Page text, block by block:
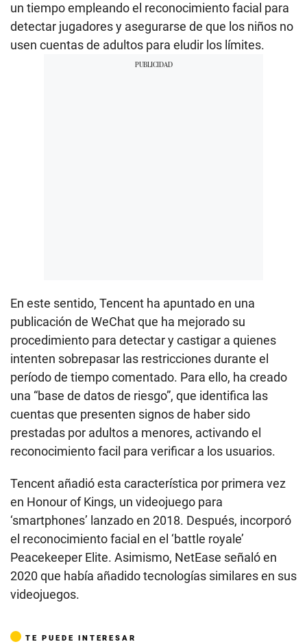
un tiempo empleando el reconocimiento facial para
detectar jugadores y asegurarse de que los niños no
usen cuentas de adultos para eludir los límites.
En este sentido, Tencent ha apuntado en una
publicación de WeChat que ha mejorado su
procedimiento para detectar y castigar a quienes
intenten sobrepasar las restricciones durante el
período de tiempo comentado. Para ello, ha creado
una “base de datos de riesgo”, que identifica las
cuentas que presenten signos de haber sido
prestadas por adultos a menores, activando el
reconocimiento facil para verificar a los usuarios.
Tencent añadió esta característica por primera vez
en Honour of Kings, un videojuego para
‘smartphones’ lanzado en 2018. Después, incorporó
el reconocimiento facial en el ‘battle royale’
Peacekeeper Elite. Asimismo, NetEase señaló en
2020 que había añadido tecnologías similares en sus
videojuegos.
TE PUEDE INTERESAR